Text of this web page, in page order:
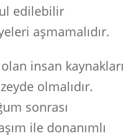
edilebilir
aşmamalıdır.
insan kaynakları
olmalıdır.
sonrası
ile donanımlı